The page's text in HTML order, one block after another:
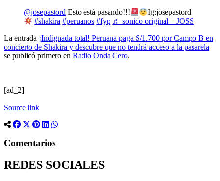
@josepastord Esto está pasando!!!
Ig:josepastord
#shakira #peruanos #fyp ♬ sonido original – JOSS
La entrada ¡Indignada total! Peruana paga S/1.700 por Campo B en
concierto de Shakira y descubre que no tendrá acceso a la pasarela
se publicó primero en Radio Onda Cero.
[ad_2]
Source link
Comentarios
REDES SOCIALES